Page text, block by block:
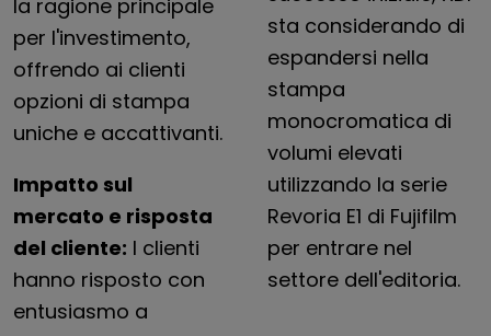
la ragione principale
per l'investimento,
offrendo ai clienti
opzioni di stampa
uniche e accattivanti.
Impatto sul
mercato e risposta
del cliente: I clienti
hanno risposto con
entusiasmo a
sta considerando di
espandersi nella
stampa
monocromatica di
volumi elevati
utilizzando la serie
Revoria E1 di Fujifilm
per entrare nel
settore dell'editoria.